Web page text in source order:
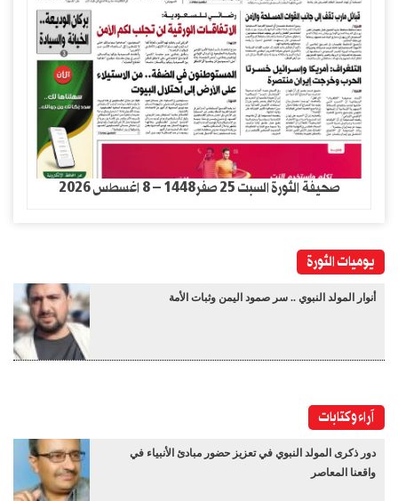
صحيفة الثورة السبت 25 صفر1448 – 8 اغسطس 2026
يوميات الثورة
أنوار المولد النبوي .. سر صمود اليمن وثبات الأمة
آراء وكتابات
دور ذكرى المولد النبوي في تعزيز حضور مبادئ الأنبياء في
واقعنا المعاصر